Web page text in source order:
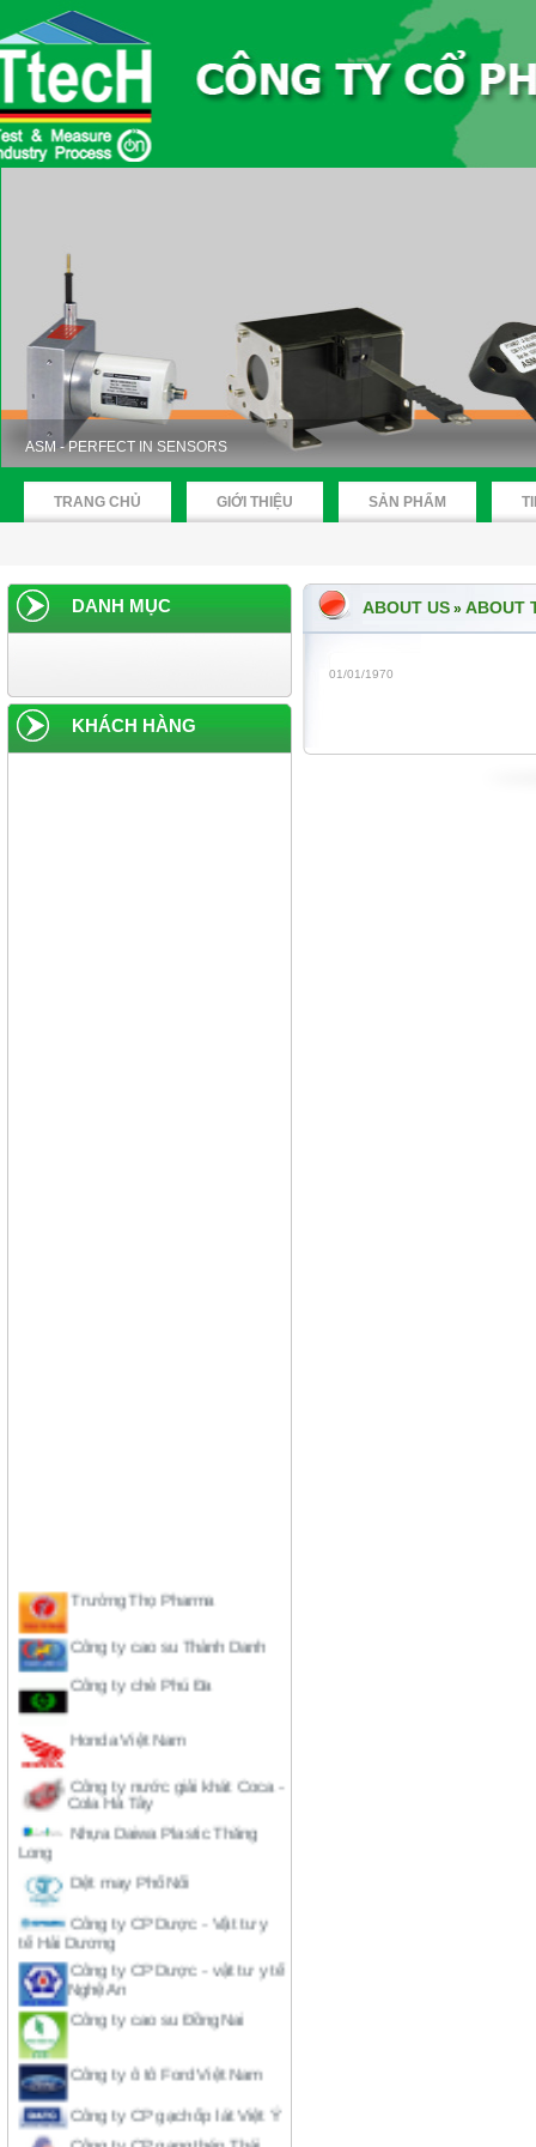
ASM - PERFECT IN SENSORS
TRANG CHỦ GIỚI THIỆU SẢN PHẨM
DANH MỤC
KHÁCH HÀNG
Công ty chè Phú Đa
Honda Việt Nam
Cola Hà Tây
Nhựa Daiwa Plastic Thăng
Long
tế Hải Dương
Công ty CP Dược - vật tư y tế
Nghệ An
Công ty cao su Đồng Nai
Công ty CP gang thép Thái
Nguyên
ABOUT US » ABOUT
01/01/1970